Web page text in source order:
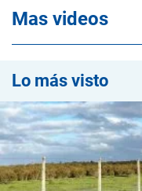
Mas videos
Lo más visto